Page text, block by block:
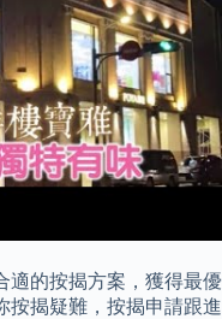
適的按揭方案，獲得最優
按揭疑難，按揭申請跟進